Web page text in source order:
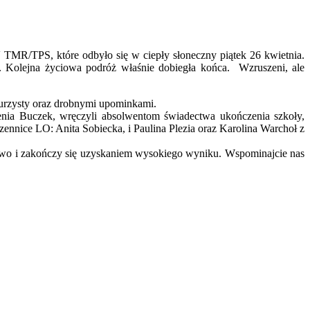
TPS, które odbyło się w ciepły słoneczny piątek 26 kwietnia.
życiowa podróż właśnie dobiegła końca. Wzruszeni, ale
oraz drobnymi upominkami.
Buczek, wręczyli absolwentom świadectwa ukończenia szkoły,
LO: Anita Sobiecka, i Paulina Plezia oraz Karolina Warchoł z
i zakończy się uzyskaniem wysokiego wyniku. Wspominajcie nas